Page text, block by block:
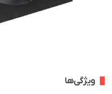
ویژگی‌ها